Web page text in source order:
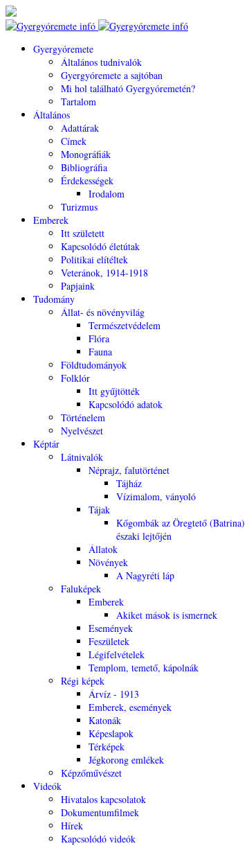
Gyergyóremete
Általános tudnivalók
Gyergyóremete a sajtóban
Mi hol található Gyergyóremetén?
Tartalom
Általános
Adattárak
Címek
Monográfiák
Bibliográfia
Érdekességek
Irodalom
Turizmus
Emberek
Itt született
Kapcsolódó életútak
Politikai elítéltek
Veteránok, 1914-1918
Papjaink
Tudomány
Állat- és növényvilág
Természetvédelem
Flóra
Fauna
Földtudományok
Folklór
Itt gyűjtötték
Kapcsolódó adatok
Történelem
Nyelvészet
Képtár
Látnivalók
Néprajz, falutörténet
Tájház
Vízimalom, ványoló
Tájak
Kőgombák az Öregtető (Batrina)
északi lejtőjén
Állatok
Növények
A Nagyréti láp
Faluképek
Emberek
Akiket mások is ismernek
Események
Feszületek
Légifelvételek
Templom, temető, kápolnák
Régi képek
Árvíz - 1913
Emberek, események
Katonák
Képeslapok
Térképek
Jégkorong emlékek
Képzőművészet
Videók
Hivatalos kapcsolatok
Dokumentumfilmek
Hírek
Kapcsolódó videók